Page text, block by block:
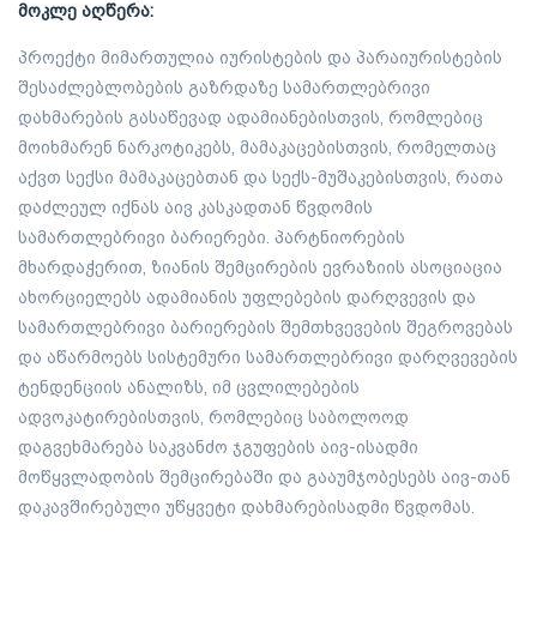
მოკლე აღწერა:
პროექტი მიმართულია იურისტების და პარაიურისტების
შესაძლებლობების გაზრდაზე სამართლებრივი
დახმარების გასაწევად ადამიანებისთვის, რომლებიც
მოიხმარენ ნარკოტიკებს, მამაკაცებისთვის, რომელთაც
აქვთ სექსი მამაკაცებთან და სექს-მუშაკებისთვის, რათა
დაძლეულ იქნას აივ კასკადთან წვდომის
სამართლებრივი ბარიერები. პარტნიორების
მხარდაჭერით, ზიანის შემცირების ევრაზიის ასოციაცია
ახორციელებს ადამიანის უფლებების დარღვევის და
სამართლებრივი ბარიერების შემთხვევების შეგროვებას
და აწარმოებს სისტემური სამართლებრივი დარღვევების
ტენდენციის ანალიზს, იმ ცვლილებების
ადვოკატირებისთვის, რომლებიც საბოლოოდ
დაგვეხმარება საკვანძო ჯგუფების აივ-ისადმი
მოწყვლადობის შემცირებაში და გააუმჯობესებს აივ-თან
დაკავშირებული უწყვეტი დახმარებისადმი წვდომას.